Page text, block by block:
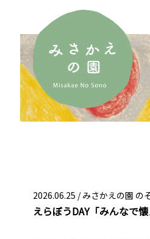
2026.06.25 /みさかえの園 の
えらぼうDAY「みんなで懐